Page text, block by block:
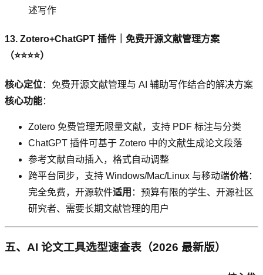
述写作
13. Zotero+ChatGPT 插件｜免费开源文献管理方案
（⭐⭐⭐⭐）
核心定位：免费开源文献管理与 AI 辅助写作结合的解决方案
核心功能：
Zotero 免费管理无限量文献，支持 PDF 标注与分类
ChatGPT 插件可基于 Zotero 中的文献生成论文段落
参考文献自动插入，格式自动调整
跨平台同步，支持 Windows/Mac/Linux 与移动端价格：
完全免费，开源软件适用 ：预算有限的学生、开源社区
研究者、需要长期文献管理的用户
五、AI 论文工具选型速查表（2026 最新版）